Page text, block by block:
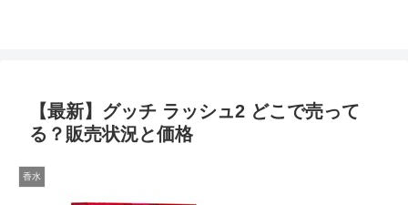
【最新】グッチ ラッシュ2 どこで売って
る？販売状況と価格
香水